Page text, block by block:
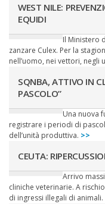
WEST NILE:
EQUIDI
Il Ministero
zanzare Culex. Per la
nell’uomo, nei vettori, negli
SQNBA, ATTIVO IN
PASCOLO”
Una nuova
registrare i periodi di
dell’unità produttiva. >>
CEUTA:
Arrivo
cliniche veterinarie. A
di ingressi illegali di animali.